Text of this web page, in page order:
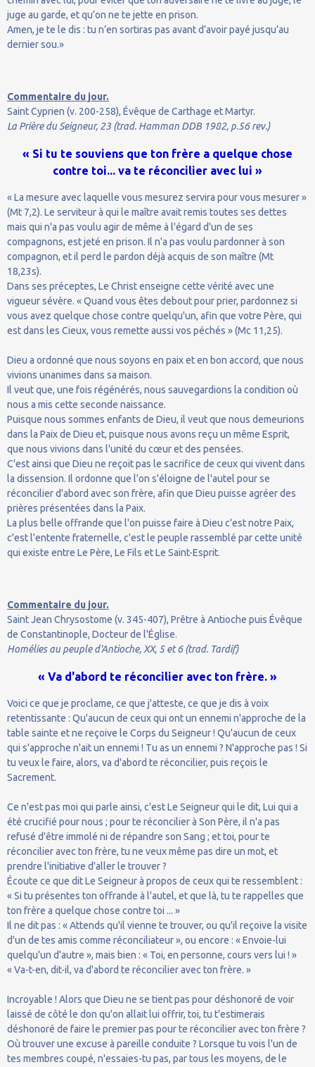
juge au garde, et qu’on ne te jette en prison.
Amen, je te le dis : tu n’en sortiras pas avant d’avoir payé jusqu’au
dernier sou.»
Commentaire du jour.
Saint Cyprien (v. 200-258), Évêque de Carthage et Martyr.
La Prière du Seigneur, 23 (trad. Hamman DDB 1982, p.56 rev.)
« Si tu te souviens que ton frère a quelque chose
contre toi... va te réconcilier avec lui »
« La mesure avec laquelle vous mesurez servira pour vous mesurer »
(Mt 7,2). Le serviteur à qui le maître avait remis toutes ses dettes
mais qui n'a pas voulu agir de même à l'égard d'un de ses
compagnons, est jeté en prison. Il n'a pas voulu pardonner à son
compagnon, et il perd le pardon déjà acquis de son maître (Mt
18,23s).
Dans ses préceptes, Le Christ enseigne cette vérité avec une
vigueur sévère. « Quand vous êtes debout pour prier, pardonnez si
vous avez quelque chose contre quelqu'un, afin que votre Père, qui
est dans les Cieux, vous remette aussi vos péchés » (Mc 11,25).
Dieu a ordonné que nous soyons en paix et en bon accord, que nous
vivions unanimes dans sa maison.
Il veut que, une fois régénérés, nous sauvegardions la condition où
nous a mis cette seconde naissance.
Puisque nous sommes enfants de Dieu, il veut que nous demeurions
dans la Paix de Dieu et, puisque nous avons reçu un même Esprit,
que nous vivions dans l'unité du cœur et des pensées.
C'est ainsi que Dieu ne reçoit pas le sacrifice de ceux qui vivent dans
la dissension. Il ordonne que l'on s'éloigne de l'autel pour se
réconcilier d'abord avec son frère, afin que Dieu puisse agréer des
prières présentées dans la Paix.
La plus belle offrande que l'on puisse faire à Dieu c'est notre Paix,
c'est l'entente fraternelle, c'est le peuple rassemblé par cette unité
qui existe entre Le Père, Le Fils et Le Saint-Esprit.
Commentaire du jour.
Saint Jean Chrysostome (v. 345-407), Prêtre à Antioche puis Évêque
de Constantinople, Docteur de l'Église.
Homélies au peuple d'Antioche, XX, 5 et 6 (trad. Tardif)
« Va d'abord te réconcilier avec ton frère. »
Voici ce que je proclame, ce que j'atteste, ce que je dis à voix
retentissante : Qu'aucun de ceux qui ont un ennemi n'approche de la
table sainte et ne reçoive le Corps du Seigneur ! Qu'aucun de ceux
qui s'approche n'ait un ennemi ! Tu as un ennemi ? N'approche pas ! Si
tu veux le faire, alors, va d'abord te réconcilier, puis reçois le
Sacrement.
Ce n'est pas moi qui parle ainsi, c'est Le Seigneur qui le dit, Lui qui a
été crucifié pour nous ; pour te réconcilier à Son Père, il n'a pas
refusé d'être immolé ni de répandre son Sang ; et toi, pour te
réconcilier avec ton frère, tu ne veux même pas dire un mot, et
prendre l'initiative d'aller le trouver ?
Écoute ce que dit Le Seigneur à propos de ceux qui te ressemblent :
« Si tu présentes ton offrande à l'autel, et que là, tu te rappelles que
ton frère a quelque chose contre toi ... »
Il ne dit pas : « Attends qu'il vienne te trouver, ou qu'il reçoive la visite
d'un de tes amis comme réconciliateur », ou encore : « Envoie-lui
quelqu'un d'autre », mais bien : « Toi, en personne, cours vers lui ! »
« Va-t-en, dit-il, va d'abord te réconcilier avec ton frère. »
Incroyable ! Alors que Dieu ne se tient pas pour déshonoré de voir
laissé de côté le don qu'on allait lui offrir, toi, tu t'estimerais
déshonoré de faire le premier pas pour te réconcilier avec ton frère ?
Où trouver une excuse à pareille conduite ? Lorsque tu vois l'un de
tes membres coupé, n'essaies-tu pas, par tous les moyens, de le